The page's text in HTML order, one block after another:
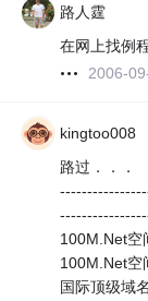
路人霆
在网上找例
2006-
kingtoo008
路过．．．
100M.Net空
100M.Net空
国际顶级域